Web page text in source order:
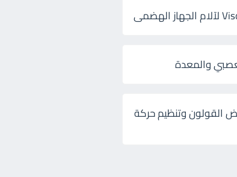
والمعدة
القولون وتنظيم حركة